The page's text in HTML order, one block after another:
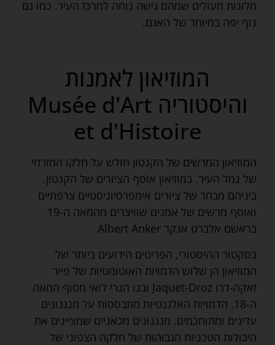
מלונות מעולים שמהם גישה נוחה למרכז העיר. כמו גם
נוף יפה במיוחד של האגם.
המוזיאון לאמנות
והיסטוריה Musée d'Art
et d'Histoire
המוזיאון המרשים של הקנטון חולש על חלקו המזרחי
של נמל העיר. במוזיאון אוסף הציורים של הקנטון.
ביניהם מבחר של ציורים אימפרסיוניסטיים צרפתיים
ואוסף מרשים של אמנים שוויצרים מהמאה ה-19
בראשם אלברט אנקר Albert Anker.
בסקטור ההיסטורי, הפריטים הידועים ביותר של
המוזיאון הן שלוש הדמויות האוטומטיות של פייר
זאקה-דרו Jaquet-Droz ובנו הנרי לואי מסוף המאה
ה-18. הדמויות האלגנטיות מתבססות על מנגנונים
עדינים ומתוחכמים. מנגנונים מכאניים שמציינים את
היכולות הטכניות הגבוהות של חלקה הצפוני של